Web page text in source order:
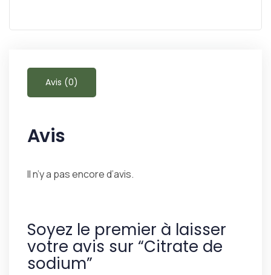
Avis (0)
Avis
Il n’y a pas encore d’avis.
Soyez le premier à laisser
votre avis sur “Citrate de
sodium”